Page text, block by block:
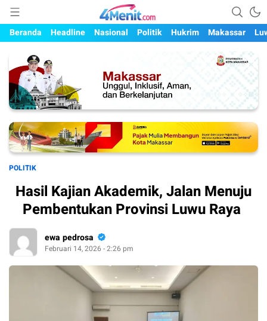
4menit.com
Mengungkap Kisah, Setiap Hari
Beranda
Headline Nasional Politik Hukrim Makassar
POLITIK
Hasil Kajian Akademik, Jalan Menuju
Pembentukan Provinsi Luwu Raya
ewa pedrosa
Februari 14, 2026 - 2:26 pm